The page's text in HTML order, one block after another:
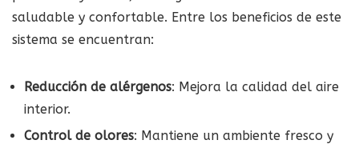
saludable y confortable. Entre los beneficios de este
sistema se encuentran:
Reducción de alérgenos: Mejora la calidad del aire
interior.
Control de olores: Mantiene un ambiente fresco y